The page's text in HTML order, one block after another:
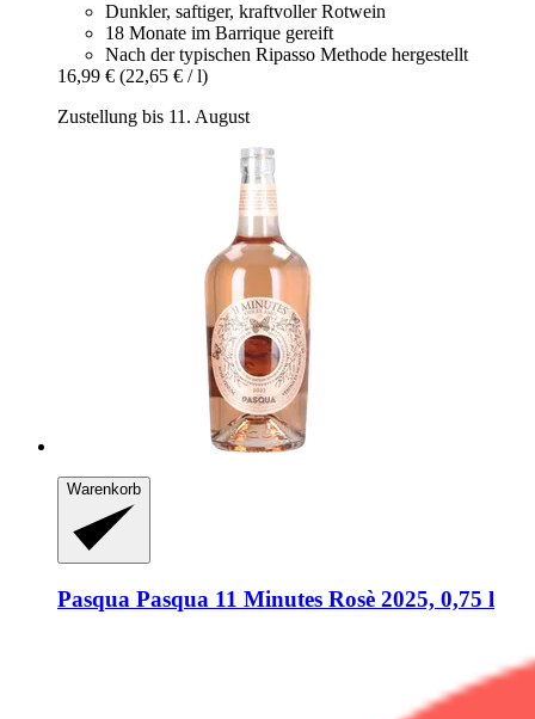
Dunkler, saftiger, kraftvoller Rotwein
18 Monate im Barrique gereift
Nach der typischen Ripasso Methode hergestellt
16,99 € (22,65 € / l)
Zustellung bis 11. August
Warenkorb
Pasqua Pasqua 11 Minutes Rosè 2025, 0,75 l